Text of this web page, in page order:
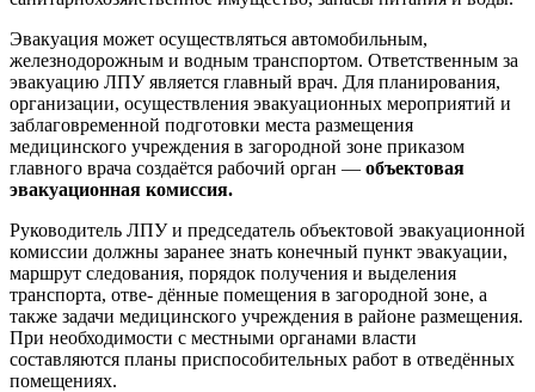
Эвакуация может осуществляться автомобильным,
железнодорожным и водным транспортом. Ответственным за
эвакуацию ЛПУ является главный врач. Для планирования,
организации, осуществления эвакуационных мероприятий и
заблаговременной подготовки места размещения
медицинского учреждения в загородной зоне приказом
главного врача создаётся рабочий орган — объектовая
эвакуационная комиссия.
Руководитель ЛПУ и председатель объектовой эвакуационной
комиссии должны заранее знать конечный пункт эвакуации,
маршрут следования, порядок получения и выделения
транспорта, отве- дённые помещения в загородной зоне, а
также задачи медицинского учреждения в районе размещения.
При необходимости с местными органами власти
составляются планы приспособительных работ в отведённых
помещениях.